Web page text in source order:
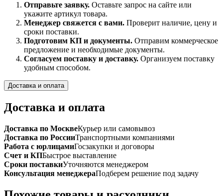
Отправьте заявку. Оставьте запрос на сайте или
укажите артикул товара.
Менеджер свяжется с вами. Проверит наличие, цену и
сроки поставки.
Подготовим КП и документы. Отправим коммерческое
предложение и необходимые документы.
Согласуем поставку и доставку. Организуем поставку
удобным способом.
Доставка и оплата
Доставка и оплата
Доставка по МосквеКурьер или самовывоз
Доставка по РоссииТранспортными компаниями
Работа с юрлицамиГосзакупки и договоры
Счет и КПБыстрое выставление
Сроки поставкиУточняются менеджером
Консультация менеджераПодберем решение под задачу